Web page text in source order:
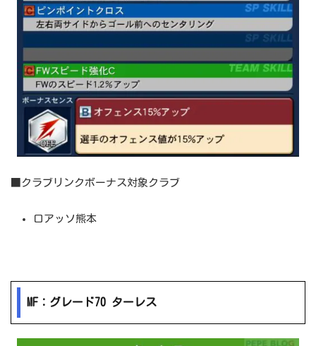
■クラブリンクボーナス対象クラブ
ロアッソ熊本
MF：グレード70 ターレス